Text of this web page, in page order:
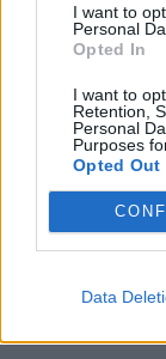
I want to
Personal
Opted In
I want to
Retention,
Personal
Purposes
Opted Out
Data